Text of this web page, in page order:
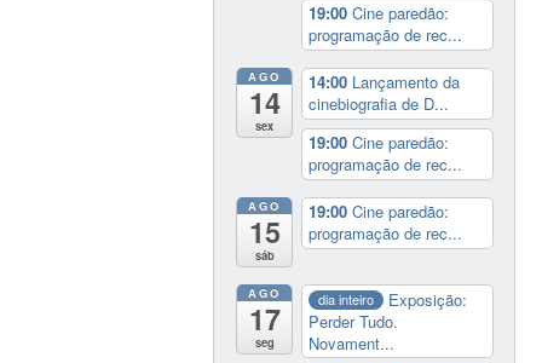
19:00Cine paredão:
programação de rec...
AGO
14
sex
14:00 Lançamento da
cinebiografia de D...
19:00Cine paredão:
programação de rec...
AGO
15
sáb
19:00Cine paredão:
programação de rec...
AGO
17
seg
dia inteiro
Exposição:
Perder Tudo.
Novament...